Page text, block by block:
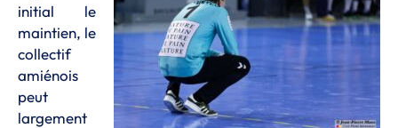
initial le
maintien, le
collectif
amiénois
peut
largement